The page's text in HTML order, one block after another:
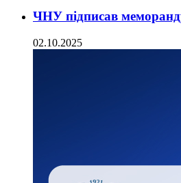
ЧНУ підписав
02.10.2025